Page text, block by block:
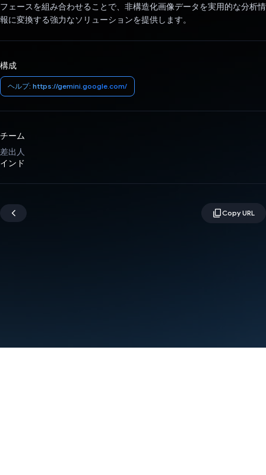
フェースを組み合わせることで、非構造化画像データを実用的な分析情
報に変換する強力なソリューションを提供します。
構成
ヘルプ: https://gemini.google.com/
チーム
差出人
インド